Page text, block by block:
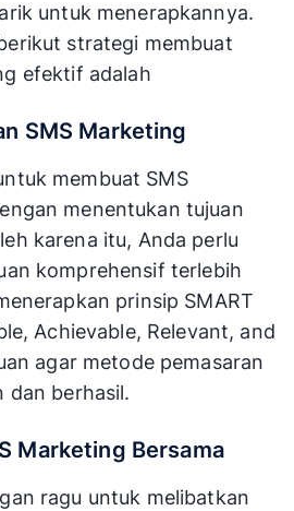
untuk menerapkannya.
strategi membuat
efektif adalah
SMS Marketing
membuat SMS
menentukan tujuan
karena itu, Anda perlu
komprehensif terlebih
prinsip SMART
Achievable, Relevant, and
agar metode pemasaran
dan berhasil.
Marketing Bersama
ragu untuk melibatkan